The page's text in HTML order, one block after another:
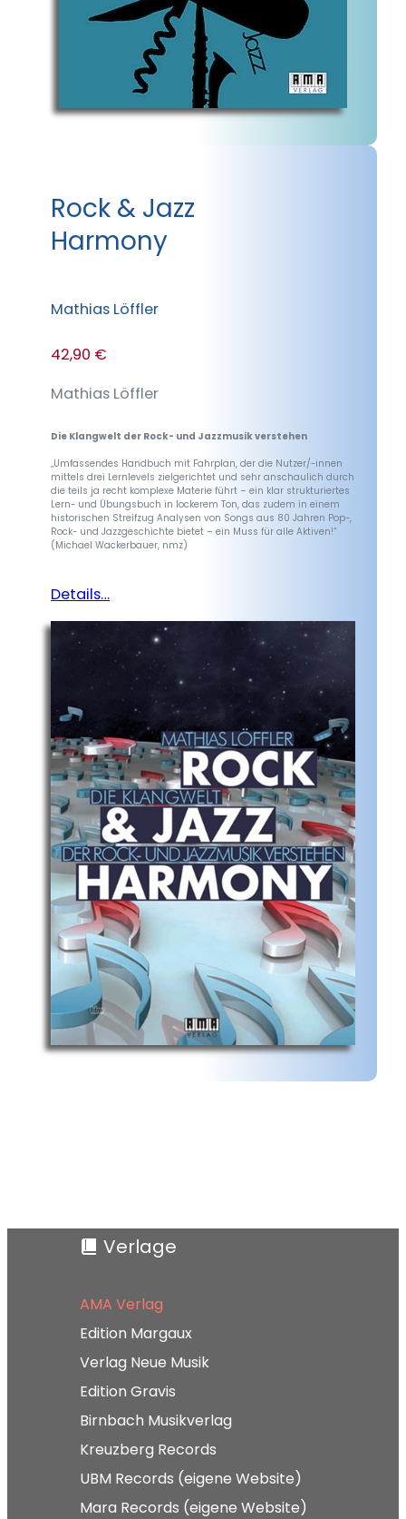
Rock & Jazz
Harmony
Mathias Löffler
42,90 €
Mathias Löffler
Die Klangwelt der Rock- und Jazzmusik verstehen
„Umfassendes Handbuch mit Fahrplan, der die Nutzer/-innen
mittels drei Lernlevels zielgerichtet und sehr anschaulich durch
die teils ja recht komplexe Materie führt – ein klar strukturiertes
Lern- und Übungsbuch in lockerem Ton, das zudem in einem
historischen Streifzug Analysen von Songs aus 80 Jahren Pop-,
Rock- und Jazzgeschichte bietet – ein Muss für alle Aktiven!“
(Michael Wackerbauer, nmz)
Details…
Verlage
AMA Verlag
Edition Margaux
Verlag Neue Musik
Edition Gravis
Birnbach Musikverlag
Kreuzberg Records
UBM Records (eigene Website)
Mara Records (eigene Website)